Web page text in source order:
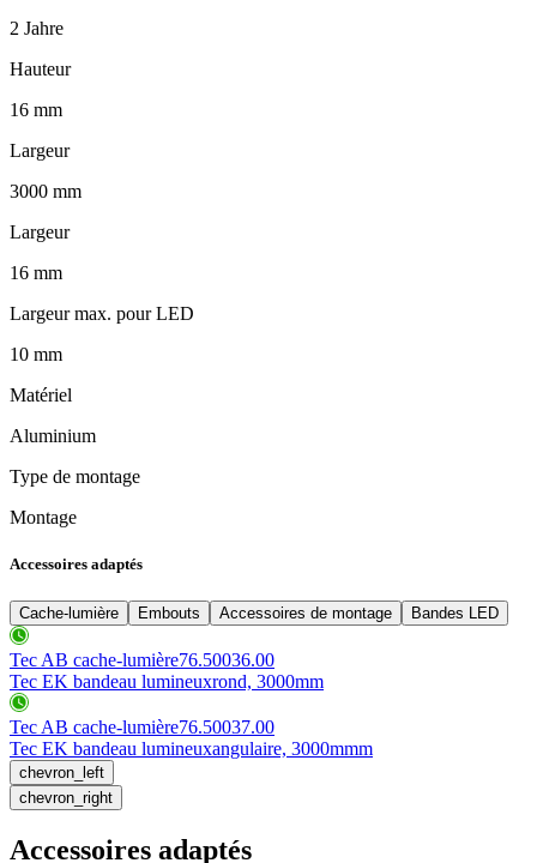
2 Jahre
Hauteur
16 mm
Largeur
3000 mm
Largeur
16 mm
Largeur max. pour LED
10 mm
Matériel
Aluminium
Type de montage
Montage
Accessoires adaptés
Cache-lumière Embouts Accessoires de montage Bandes LED
Tec AB cache-lumière76.50036.00
Tec EK bandeau lumineuxrond, 3000mm
Tec AB cache-lumière76.50037.00
Tec EK bandeau lumineuxangulaire, 3000mmm
chevron_left
chevron_right
Accessoires adaptés